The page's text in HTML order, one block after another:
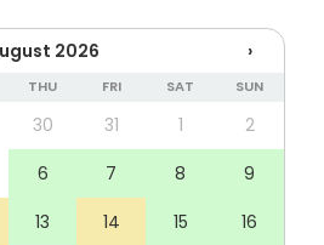
suuressa kokoussalissa voi
kokous- ja juhlatilaisuuksia.
saunalla ja suurella
sopivat pienimuotoisempien,
järjestämiseen. Helsingin ylle
tekevät Loungesta
kaikille tiloissa vieraileville.
2026 ›
THU FRI SAT SUN
30 31 1
2
6 7 8
9
13 14 15
16